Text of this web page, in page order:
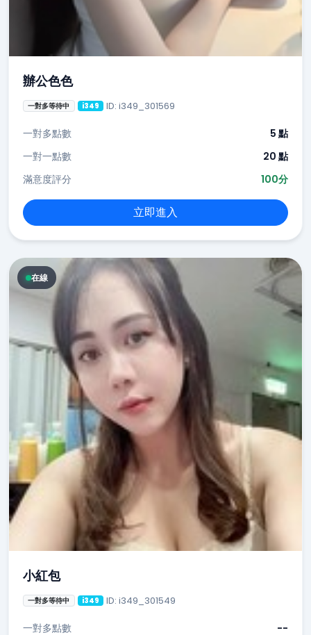
辦公色色
一對多等待中 i349 ID: i349_301569
一對多點數
5 點
一對一點數
20 點
滿意度評分
100分
立即進入
在線
小紅包
一對多等待中 i349 ID: i349_301549
一對多點數
--